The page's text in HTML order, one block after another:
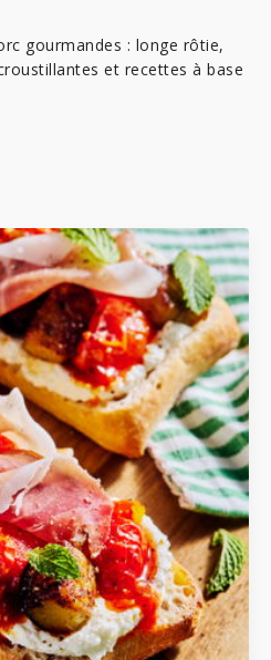
gourmandes : longe rôtie,
et recettes à base